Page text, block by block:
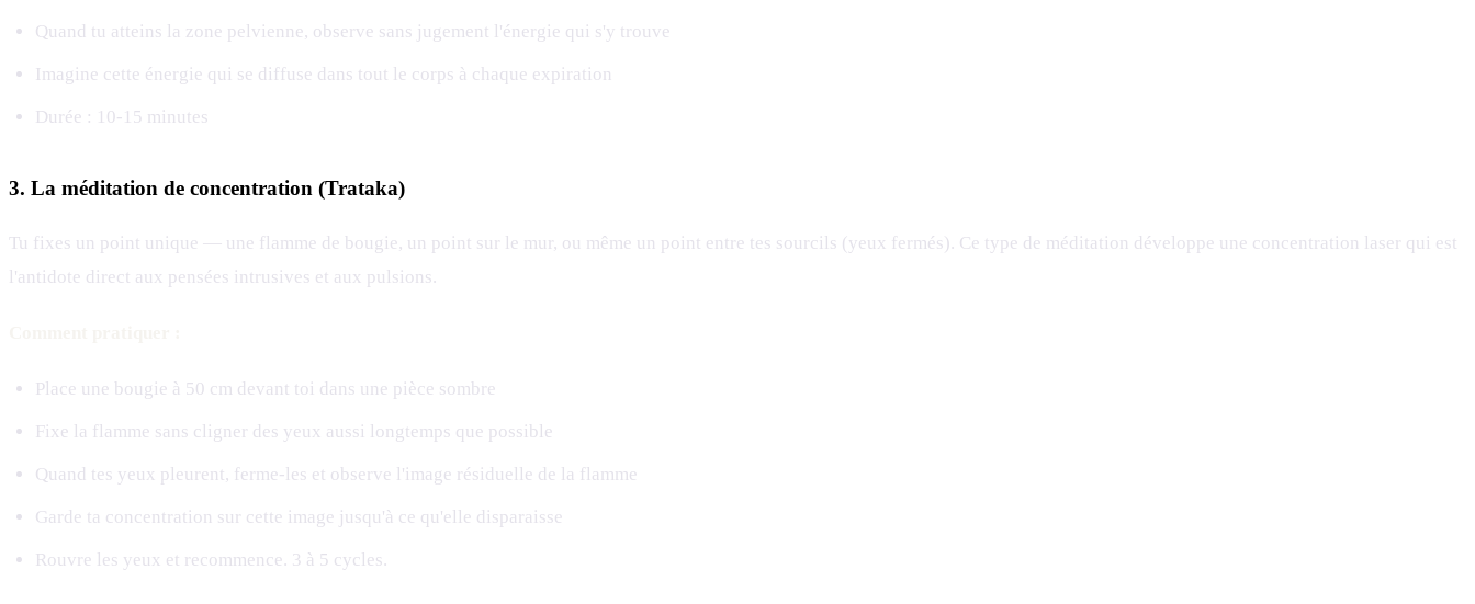
Quand tu atteins la zone pelvienne, observe sans jugement l'énergie qui s'y trouve
Imagine cette énergie qui se diffuse dans tout le corps à chaque expiration
Durée : 10-15 minutes
3. La méditation de concentration (Trataka)
Tu fixes un point unique — une flamme de bougie, un point sur le mur, ou même un point entre tes sourcils (yeux fermés). Ce type de méditation développe une concentration laser qui est
l'antidote direct aux pensées intrusives et aux pulsions.
Place une bougie à 50 cm devant toi dans une pièce sombre
Fixe la flamme sans cligner des yeux aussi longtemps que possible
Quand tes yeux pleurent, ferme-les et observe l'image résiduelle de la flamme
Garde ta concentration sur cette image jusqu'à ce qu'elle disparaisse
Rouvre les yeux et recommence. 3 à 5 cycles.